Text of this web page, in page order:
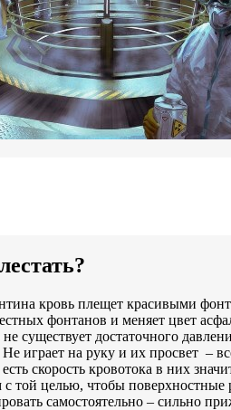
кровь плещет красивыми
фонтанов и меняет цвет
не существует достаточного
играет на руку и их просвет –
скорость кровотока в них
с той целью, чтобы
самостоятельно – сильно